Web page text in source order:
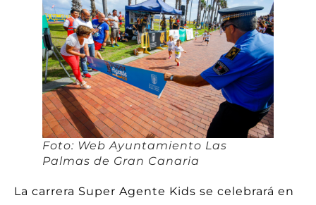
Foto: Web Ayuntamiento Las
Palmas de Gran Canaria
La carrera Super Agente Kids se celebrará en